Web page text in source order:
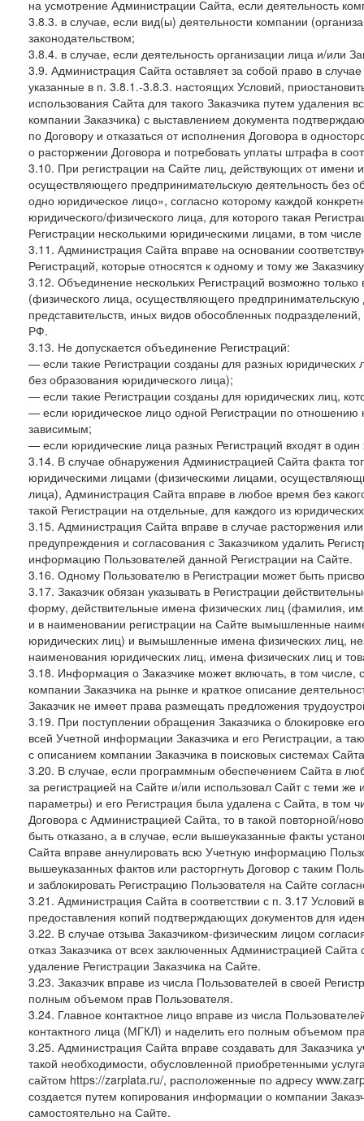
на усмотрение Администрации Сайта, если деятельность
3.8.3. в случае, если вид(ы) деятельности компании
законодательством;
3.8.4. в случае, если деятельность организации лица и/или
3.9. Администрация Сайта оставляет за собой право в
указанные в п. 3.8.1.-3.8.3. настоящих Условий,
использования Сайта для такого Заказчика путем
компании Заказчика) с выставлением документа
по Договору и отказаться от исполнения Договора в
о расторжении Договора и потребовать уплаты штрафа в
3.10. При регистрации на Сайте лиц, действующих от имени
осуществляющего предпринимательскую деятельность без
одно юридическое лицо», согласно которому каждой
юридического/физического лица, для которого такая
Регистрации несколькими юридическими лицами, в том
3.11. Администрация Сайта вправе на основании
Регистраций, которые относятся к одному и тому же
3.12. Объединение нескольких Регистраций возможно
(физического лица, осуществляющего
представительств, иных видов обособленных
РФ.
3.13. Не допускается объединение Регистраций:
— если такие Регистрации созданы для разных
без образования юридического лица);
— если такие Регистрации созданы для юридических лиц,
— если юридическое лицо одной Регистрации по отношению
зависимым;
— если юридические лица разных Регистраций входят в
3.14. В случае обнаружения Администрацией Сайта факта
юридическими лицами (физическими лицами,
лица), Администрация Сайта вправе в любое время без
такой Регистрации на отдельные, для каждого из
3.15. Администрация Сайта вправе в случае расторжения
предупреждения и согласования с Заказчиком удалить
информацию Пользователей данной Регистрации на Сайте.
3.16. Одному Пользователю в Регистрации может быть
3.17. Заказчик обязан указывать в Регистрации
форму, действительные имена физических лиц (фамилия,
и в наименовании регистрации на Сайте вымышленные
юридических лиц) и вымышленные имена физических лиц,
наименования юридических лиц, имена физических лиц и
3.18. Информация о Заказчике может включать, в том
компании Заказчика на рынке и краткое описание
Заказчик не имеет права размещать предложения
3.19. При поступлении обращения Заказчика о блокировке
всей Учетной информации Заказчика и его Регистрации, а
с описанием компании Заказчика в поисковых системах
3.20. В случае, если программным обеспечением Сайта в
за регистрацией на Сайте и/или использовал Сайт с теми
параметры) и его Регистрация была удалена с Сайта, в том
Договора с Администрацией Сайта, то в такой повторной/
быть отказано, а в случае, если вышеуказанные факты
Сайта вправе аннулировать всю Учетную информацию
вышеуказанных фактов или расторгнуть Договор с таким
и заблокировать Регистрацию Пользователя на Сайте
3.21. Администрация Сайта в соответствии с п. 3.17 Условий
предоставления копий подтверждающих документов для
3.22. В случае отзыва Заказчиком-физическим лицом
отказ Заказчика от всех заключенных Администрацией
удаление Регистрации Заказчика на Сайте.
3.23. Заказчик вправе из числа Пользователей в своей
полным объемом прав Пользователя.
3.24. Главное контактное лицо вправе из числа
контактного лица (МГКЛ) и наделить его полным объемом
3.25. Администрация Сайта вправе создавать для
такой необходимости, обусловленной приобретенными
сайтом https://zarplata.ru/, расположенные по адресу
создается путем копирования информации о компании
самостоятельно на Сайте.